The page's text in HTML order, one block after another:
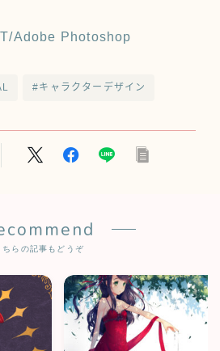
Adobe Photoshop
#キャラクターデザイン
ちらの記事もどうぞ